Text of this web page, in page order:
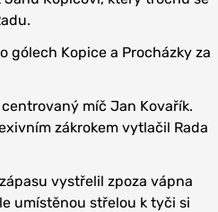
gólech Kopice a Procházky za
míč Jan Kovařík.
zákrokem vytlačil Rada
vystřelil zpoza vápna
umístěnou střelou k tyči si